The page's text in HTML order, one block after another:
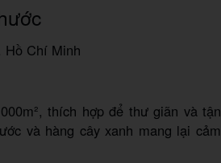
Hồ Chí Minh
thích hợp để thư giãn và tận
và hàng cây xanh mang lại cảm